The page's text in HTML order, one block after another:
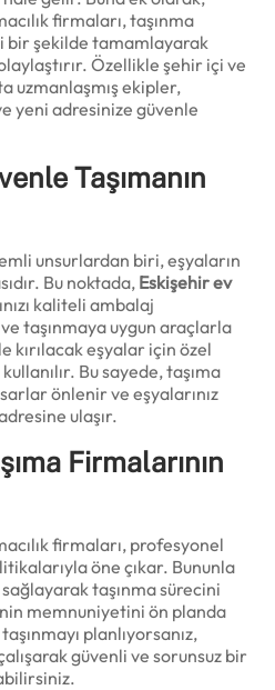
firmaları, taşınma
bir şekilde tamamlayarak
Özellikle şehir içi ve
uzmanlaşmış ekipler,
yeni adresinize güvenle
Taşımanın
unsurlardan biri, eşyaların
Bu noktada, Eskişehir ev
kaliteli ambalaj
taşınmaya uygun araçlarla
kırılacak eşyalar için özel
Bu sayede, taşıma
önlenir ve eşyalarınız
ulaşır.
Firmalarının
firmaları, profesyonel
öne çıkar. Bununla
taşınma sürecini
memnuniyetini ön planda
planlıyorsanız,
güvenli ve sorunsuz bir